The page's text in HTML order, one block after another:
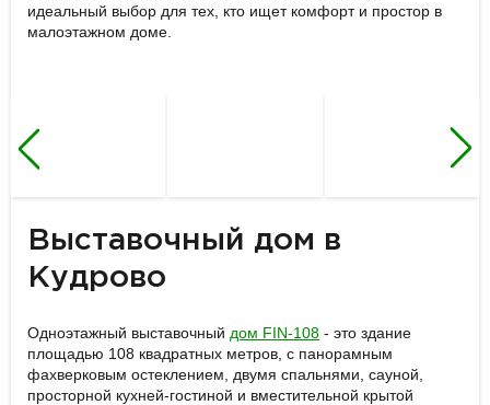
идеальный выбор для тех, кто ищет комфорт и простор в
малоэтажном доме.
Выставочный дом в
Кудрово
Одноэтажный выставочный дом FIN-108 - это здание
площадью 108 квадратных метров, с панорамным
фахверковым остеклением, двумя спальнями, сауной,
просторной кухней-гостиной и вместительной крытой